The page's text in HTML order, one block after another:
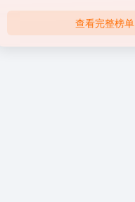
查看完整榜单